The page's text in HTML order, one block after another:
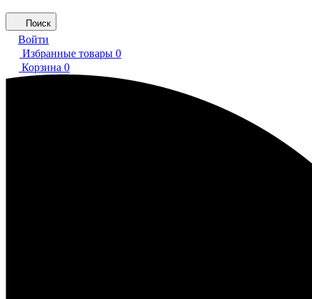
Поиск
Войти
Избранные товары 0
Корзина 0